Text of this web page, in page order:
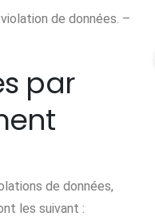
de données. –
par
de données,
les suivant :